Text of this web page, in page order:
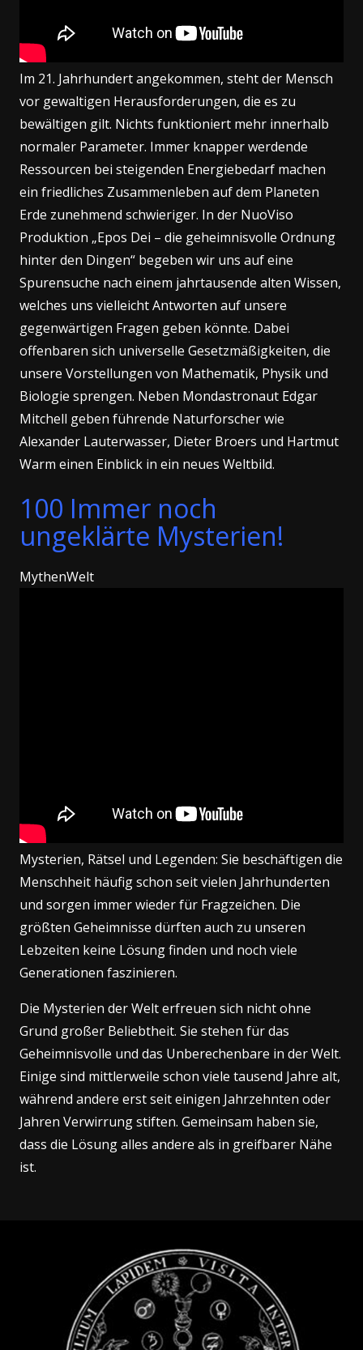
Im 21. Jahrhundert angekommen, steht der Mensch
vor gewaltigen Herausforderungen, die es zu
bewältigen gilt. Nichts funktioniert mehr innerhalb
normaler Parameter. Immer knapper werdende
Ressourcen bei steigenden Energiebedarf machen
ein friedliches Zusammenleben auf dem Planeten
Erde zunehmend schwieriger. In der NuoViso
Produktion „Epos Dei – die geheimnisvolle Ordnung
hinter den Dingen“ begeben wir uns auf eine
Spurensuche nach einem jahrtausende alten Wissen,
welches uns vielleicht Antworten auf unsere
gegenwärtigen Fragen geben könnte. Dabei
offenbaren sich universelle Gesetzmäßigkeiten, die
unsere Vorstellungen von Mathematik, Physik und
Biologie sprengen. Neben Mondastronaut Edgar
Mitchell geben führende Naturforscher wie
Alexander Lauterwasser, Dieter Broers und Hartmut
Warm einen Einblick in ein neues Weltbild.
100 Immer noch
ungeklärte Mysterien!
MythenWelt
Mysterien, Rätsel und Legenden: Sie beschäftigen die
Menschheit häufig schon seit vielen Jahrhunderten
und sorgen immer wieder für Fragzeichen. Die
größten Geheimnisse dürften auch zu unseren
Lebzeiten keine Lösung finden und noch viele
Generationen faszinieren.
Die Mysterien der Welt erfreuen sich nicht ohne
Grund großer Beliebtheit. Sie stehen für das
Geheimnisvolle und das Unberechenbare in der Welt.
Einige sind mittlerweile schon viele tausend Jahre alt,
während andere erst seit einigen Jahrzehnten oder
Jahren Verwirrung stiften. Gemeinsam haben sie,
dass die Lösung alles andere als in greifbarer Nähe
ist.